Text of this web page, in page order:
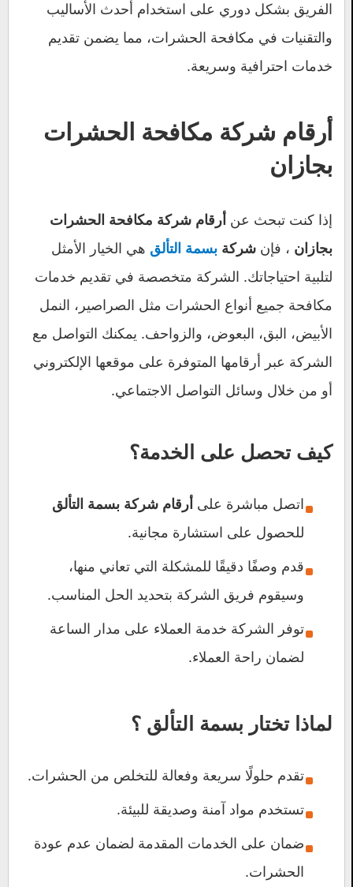
الفريق بشكل دوري على استخدام أحدث الأساليب
والتقنيات في مكافحة الحشرات، مما يضمن تقديم
خدمات احترافية وسريعة.
أرقام شركة مكافحة الحشرات
بجازان
إذا كنت تبحث عن أرقام شركة مكافحة الحشرات
بجازان ، فإن شركة بسمة التألق هي الخيار الأمثل
لتلبية احتياجاتك. الشركة متخصصة في تقديم خدمات
مكافحة جميع أنواع الحشرات مثل الصراصير، النمل
الأبيض، البق، البعوض، والزواحف. يمكنك التواصل مع
الشركة عبر أرقامها المتوفرة على موقعها الإلكتروني
أو من خلال وسائل التواصل الاجتماعي.
كيف تحصل على الخدمة؟
اتصل مباشرة على أرقام شركة بسمة التألق
للحصول على استشارة مجانية.
قدم وصفًا دقيقًا للمشكلة التي تعاني منها،
وسيقوم فريق الشركة بتحديد الحل المناسب.
توفر الشركة خدمة العملاء على مدار الساعة
لضمان راحة العملاء.
لماذا تختار بسمة التألق ؟
تقدم حلولًا سريعة وفعالة للتخلص من الحشرات.
تستخدم مواد آمنة وصديقة للبيئة.
ضمان على الخدمات المقدمة لضمان عدم عودة
الحشرات.